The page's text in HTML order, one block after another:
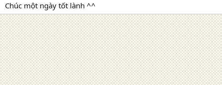
Chúc một ngày tốt lành ^^